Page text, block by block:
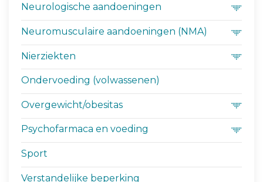
Neurologische aandoeningen
Neuromusculaire aandoeningen (NMA)
Nierziekten
Ondervoeding (volwassenen)
Overgewicht/obesitas
Psychofarmaca en voeding
Sport
Verstandelijke beperking